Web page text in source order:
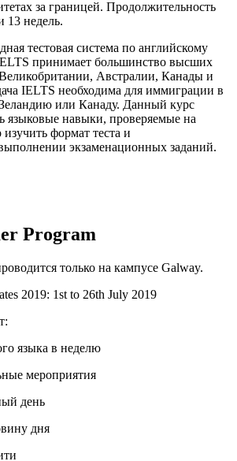
за границей. Продолжительность
13 недель.
тестовая система по английскому
принимает большинство высших
Австралии, Канады и
IELTS необходима для иммиграции в
или Канаду. Данный курс
языковые навыки, проверяемые на
формат теста и
экзаменационных заданий.
Program
только на кампусе Galway.
2019: 1st to 26th July 2019
языка в неделю
мероприятия
день
дня